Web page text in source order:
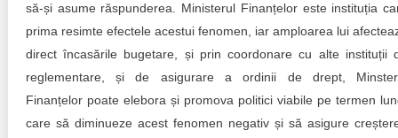
să-și asume răspunderea. Ministerul Finanțelor este instituția
prima resimte efectele acestui fenomen, iar amploarea lui
direct încasările bugetare, și prin coordonare cu alte instituții
reglementare, și de asigurare a ordinii de drept,
Finanțelor poate elebora și promova politici viabile pe termen
care să diminueze acest fenomen negativ și să asigure